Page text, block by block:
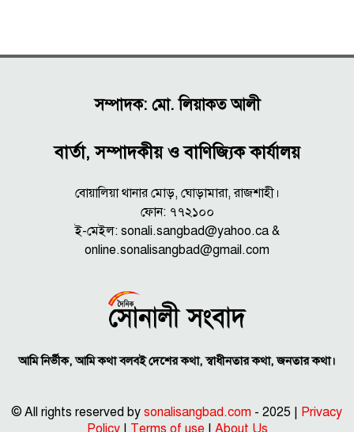
সম্পাদক: মো. লিয়াকত আলী
বার্তা, সম্পাদকীয় ও বাণিজ্যিক কার্যালয়
বোয়ালিয়া থানার মোড়, ঘোড়ামারা, রাজশাহী।
ফোন: ৭৭২১০০
ই-মেইল: sonali.sangbad@yahoo.ca &
online.sonalisangbad@gmail.com
আমি নির্ভীক, আমি কথা বলবই দেশের কথা, স্বাধীনতার কথা, জনতার কথা।
© All rights reserved by sonalisangbad.com - 2025 | Privacy